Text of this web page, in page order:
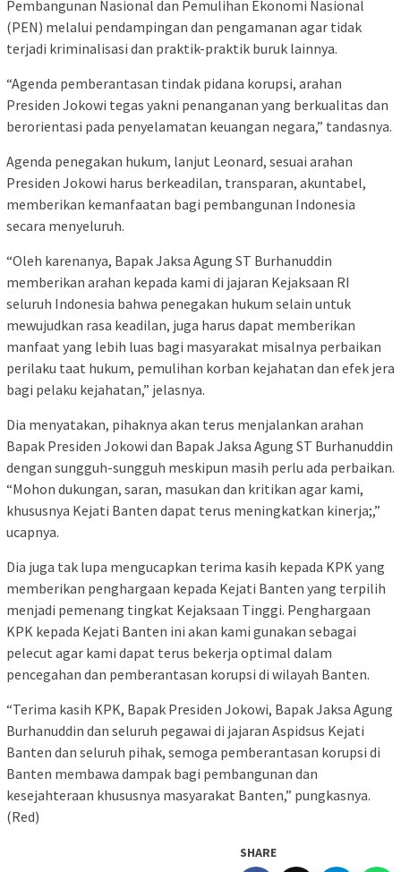
Pembangunan Nasional dan Pemulihan Ekonomi Nasional
(PEN) melalui pendampingan dan pengamanan agar tidak
terjadi kriminalisasi dan praktik-praktik buruk lainnya.
“Agenda pemberantasan tindak pidana korupsi, arahan
Presiden Jokowi tegas yakni penanganan yang berkualitas dan
berorientasi pada penyelamatan keuangan negara,” tandasnya.
Agenda penegakan hukum, lanjut Leonard, sesuai arahan
Presiden Jokowi harus berkeadilan, transparan, akuntabel,
memberikan kemanfaatan bagi pembangunan Indonesia
secara menyeluruh.
“Oleh karenanya, Bapak Jaksa Agung ST Burhanuddin
memberikan arahan kepada kami di jajaran Kejaksaan RI
seluruh Indonesia bahwa penegakan hukum selain untuk
mewujudkan rasa keadilan, juga harus dapat memberikan
manfaat yang lebih luas bagi masyarakat misalnya perbaikan
perilaku taat hukum, pemulihan korban kejahatan dan efek jera
bagi pelaku kejahatan,” jelasnya.
Dia menyatakan, pihaknya akan terus menjalankan arahan
Bapak Presiden Jokowi dan Bapak Jaksa Agung ST Burhanuddin
dengan sungguh-sungguh meskipun masih perlu ada perbaikan.
“Mohon dukungan, saran, masukan dan kritikan agar kami,
khususnya Kejati Banten dapat terus meningkatkan kinerja;,”
ucapnya.
Dia juga tak lupa mengucapkan terima kasih kepada KPK yang
memberikan penghargaan kepada Kejati Banten yang terpilih
menjadi pemenang tingkat Kejaksaan Tinggi. Penghargaan
KPK kepada Kejati Banten ini akan kami gunakan sebagai
pelecut agar kami dapat terus bekerja optimal dalam
pencegahan dan pemberantasan korupsi di wilayah Banten.
“Terima kasih KPK, Bapak Presiden Jokowi, Bapak Jaksa Agung
Burhanuddin dan seluruh pegawai di jajaran Aspidsus Kejati
Banten dan seluruh pihak, semoga pemberantasan korupsi di
Banten membawa dampak bagi pembangunan dan
kesejahteraan khususnya masyarakat Banten,” pungkasnya.
(Red)
SHARE